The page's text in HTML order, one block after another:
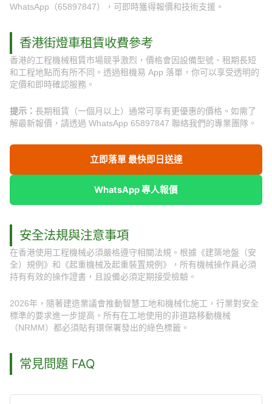
WhatsApp（65897847），可即時獲得報價和技術支援。
香港街燈車租賃收費參考
香港的工程機械租賃市場競爭激烈，價格會因設備型號、租期長短
和工程地點而有所不同。透過租機易 App 落單，你可以享受透明的
定價和即時確認服務。
提示： 長期租賃（一個月以上）通常可享有更優惠的價格。如需了
解最新報價，請透過 WhatsApp 65897847 聯絡我們的專業團隊。
立即落單 最快即日送達
WhatsApp 專人報價
安全法規與注意事項
在香港使用工程機械必須嚴格遵守相關法規。根據《建築地盤（安
全）規例》和《起重機械及起重裝置規例》，所有機械操作員必須
持有有效的操作證書，且設備必須定期接受檢驗。
2026年，隨著建造業議會推動智慧工地和機械化施工，行業對安全
標準的要求進一步提高。所有在工地使用的非道路移動機械
（NRMM）都必須貼有環保署發出的綠色標籤。
常見問題 FAQ